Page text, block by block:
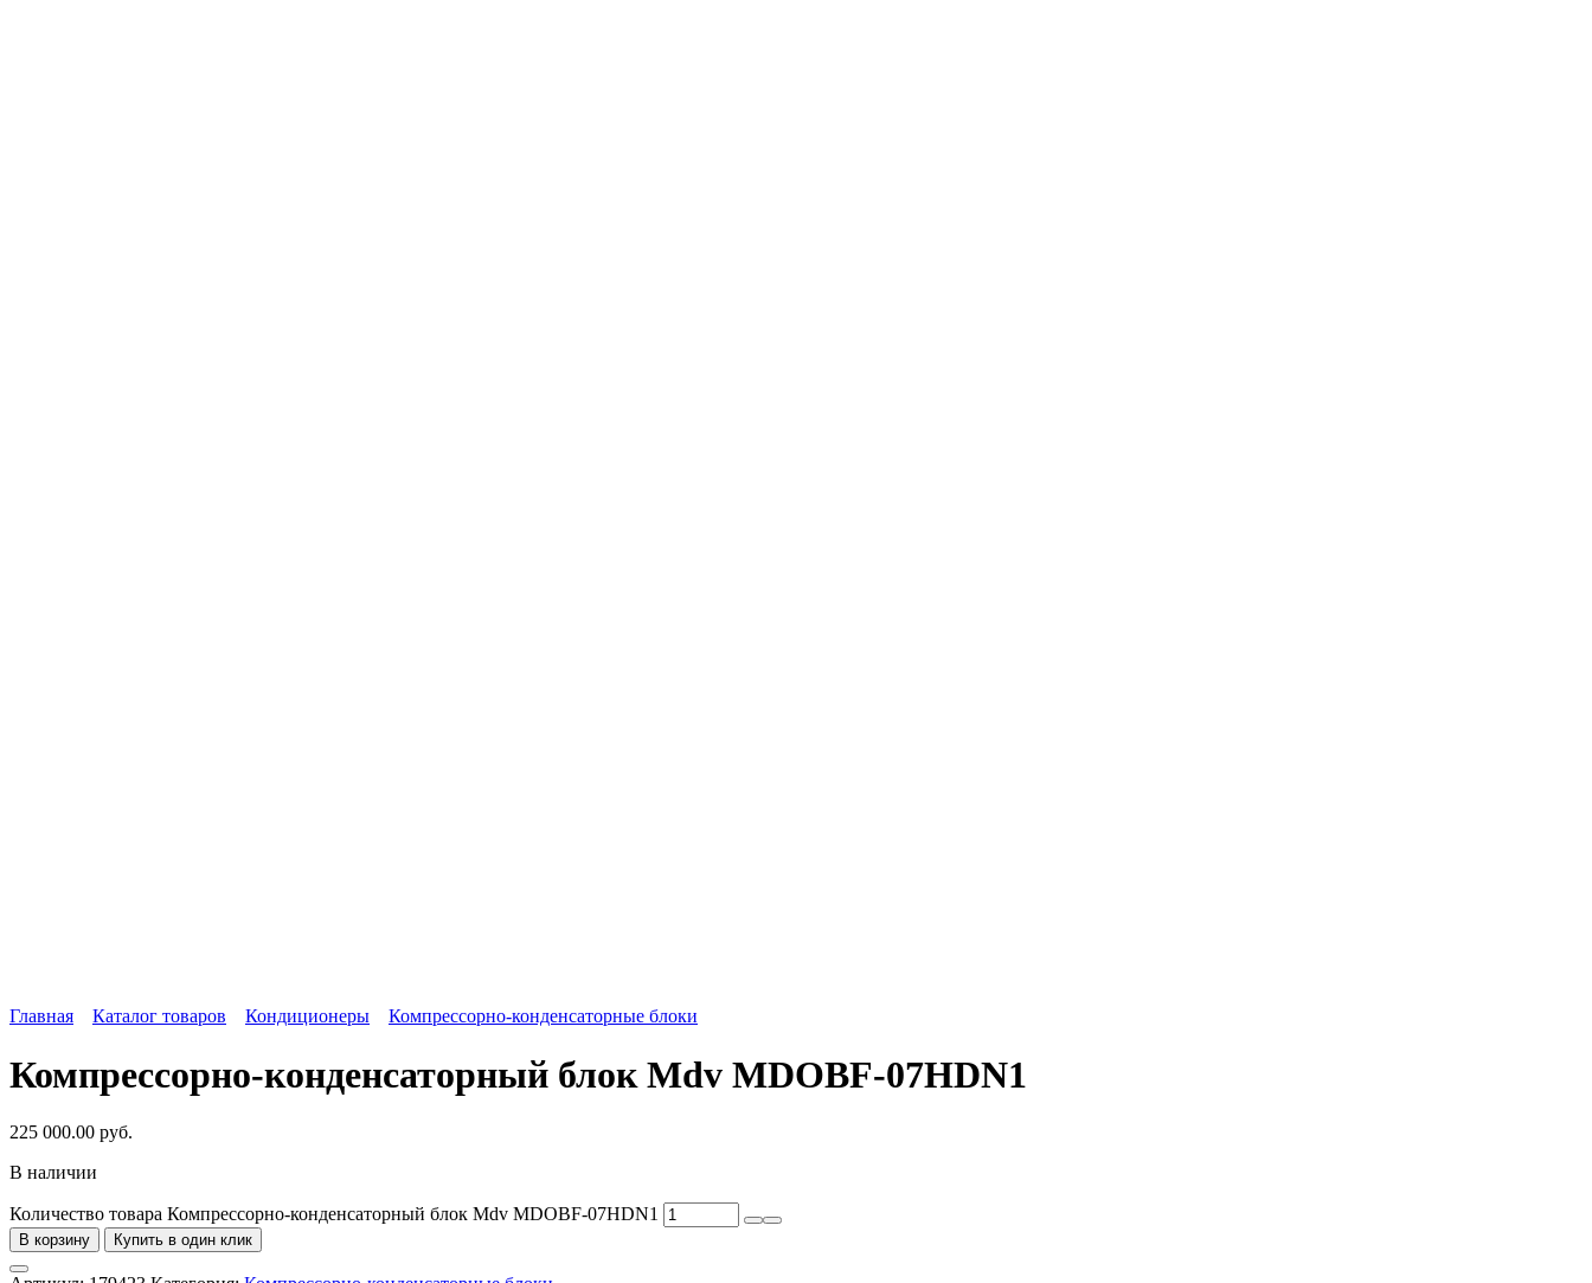
Главная Каталог товаров Кондиционеры Компрессорно-конденсаторные блоки
Компрессорно-конденсаторный блок Mdv MDOBF-07HDN1
225 000.00 руб.
В наличии
Количество товара Компрессорно-конденсаторный блок Mdv MDOBF-07HDN1
В корзину Купить в один клик